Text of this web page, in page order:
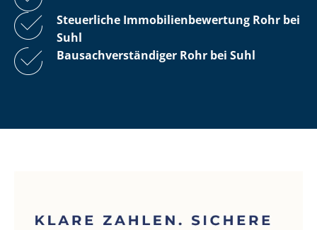
Steuerliche Im­mo­bi­li­en­be­wer­tung Rohr bei
Suhl
Bau­sach­ver­stän­di­ger Rohr bei Suhl